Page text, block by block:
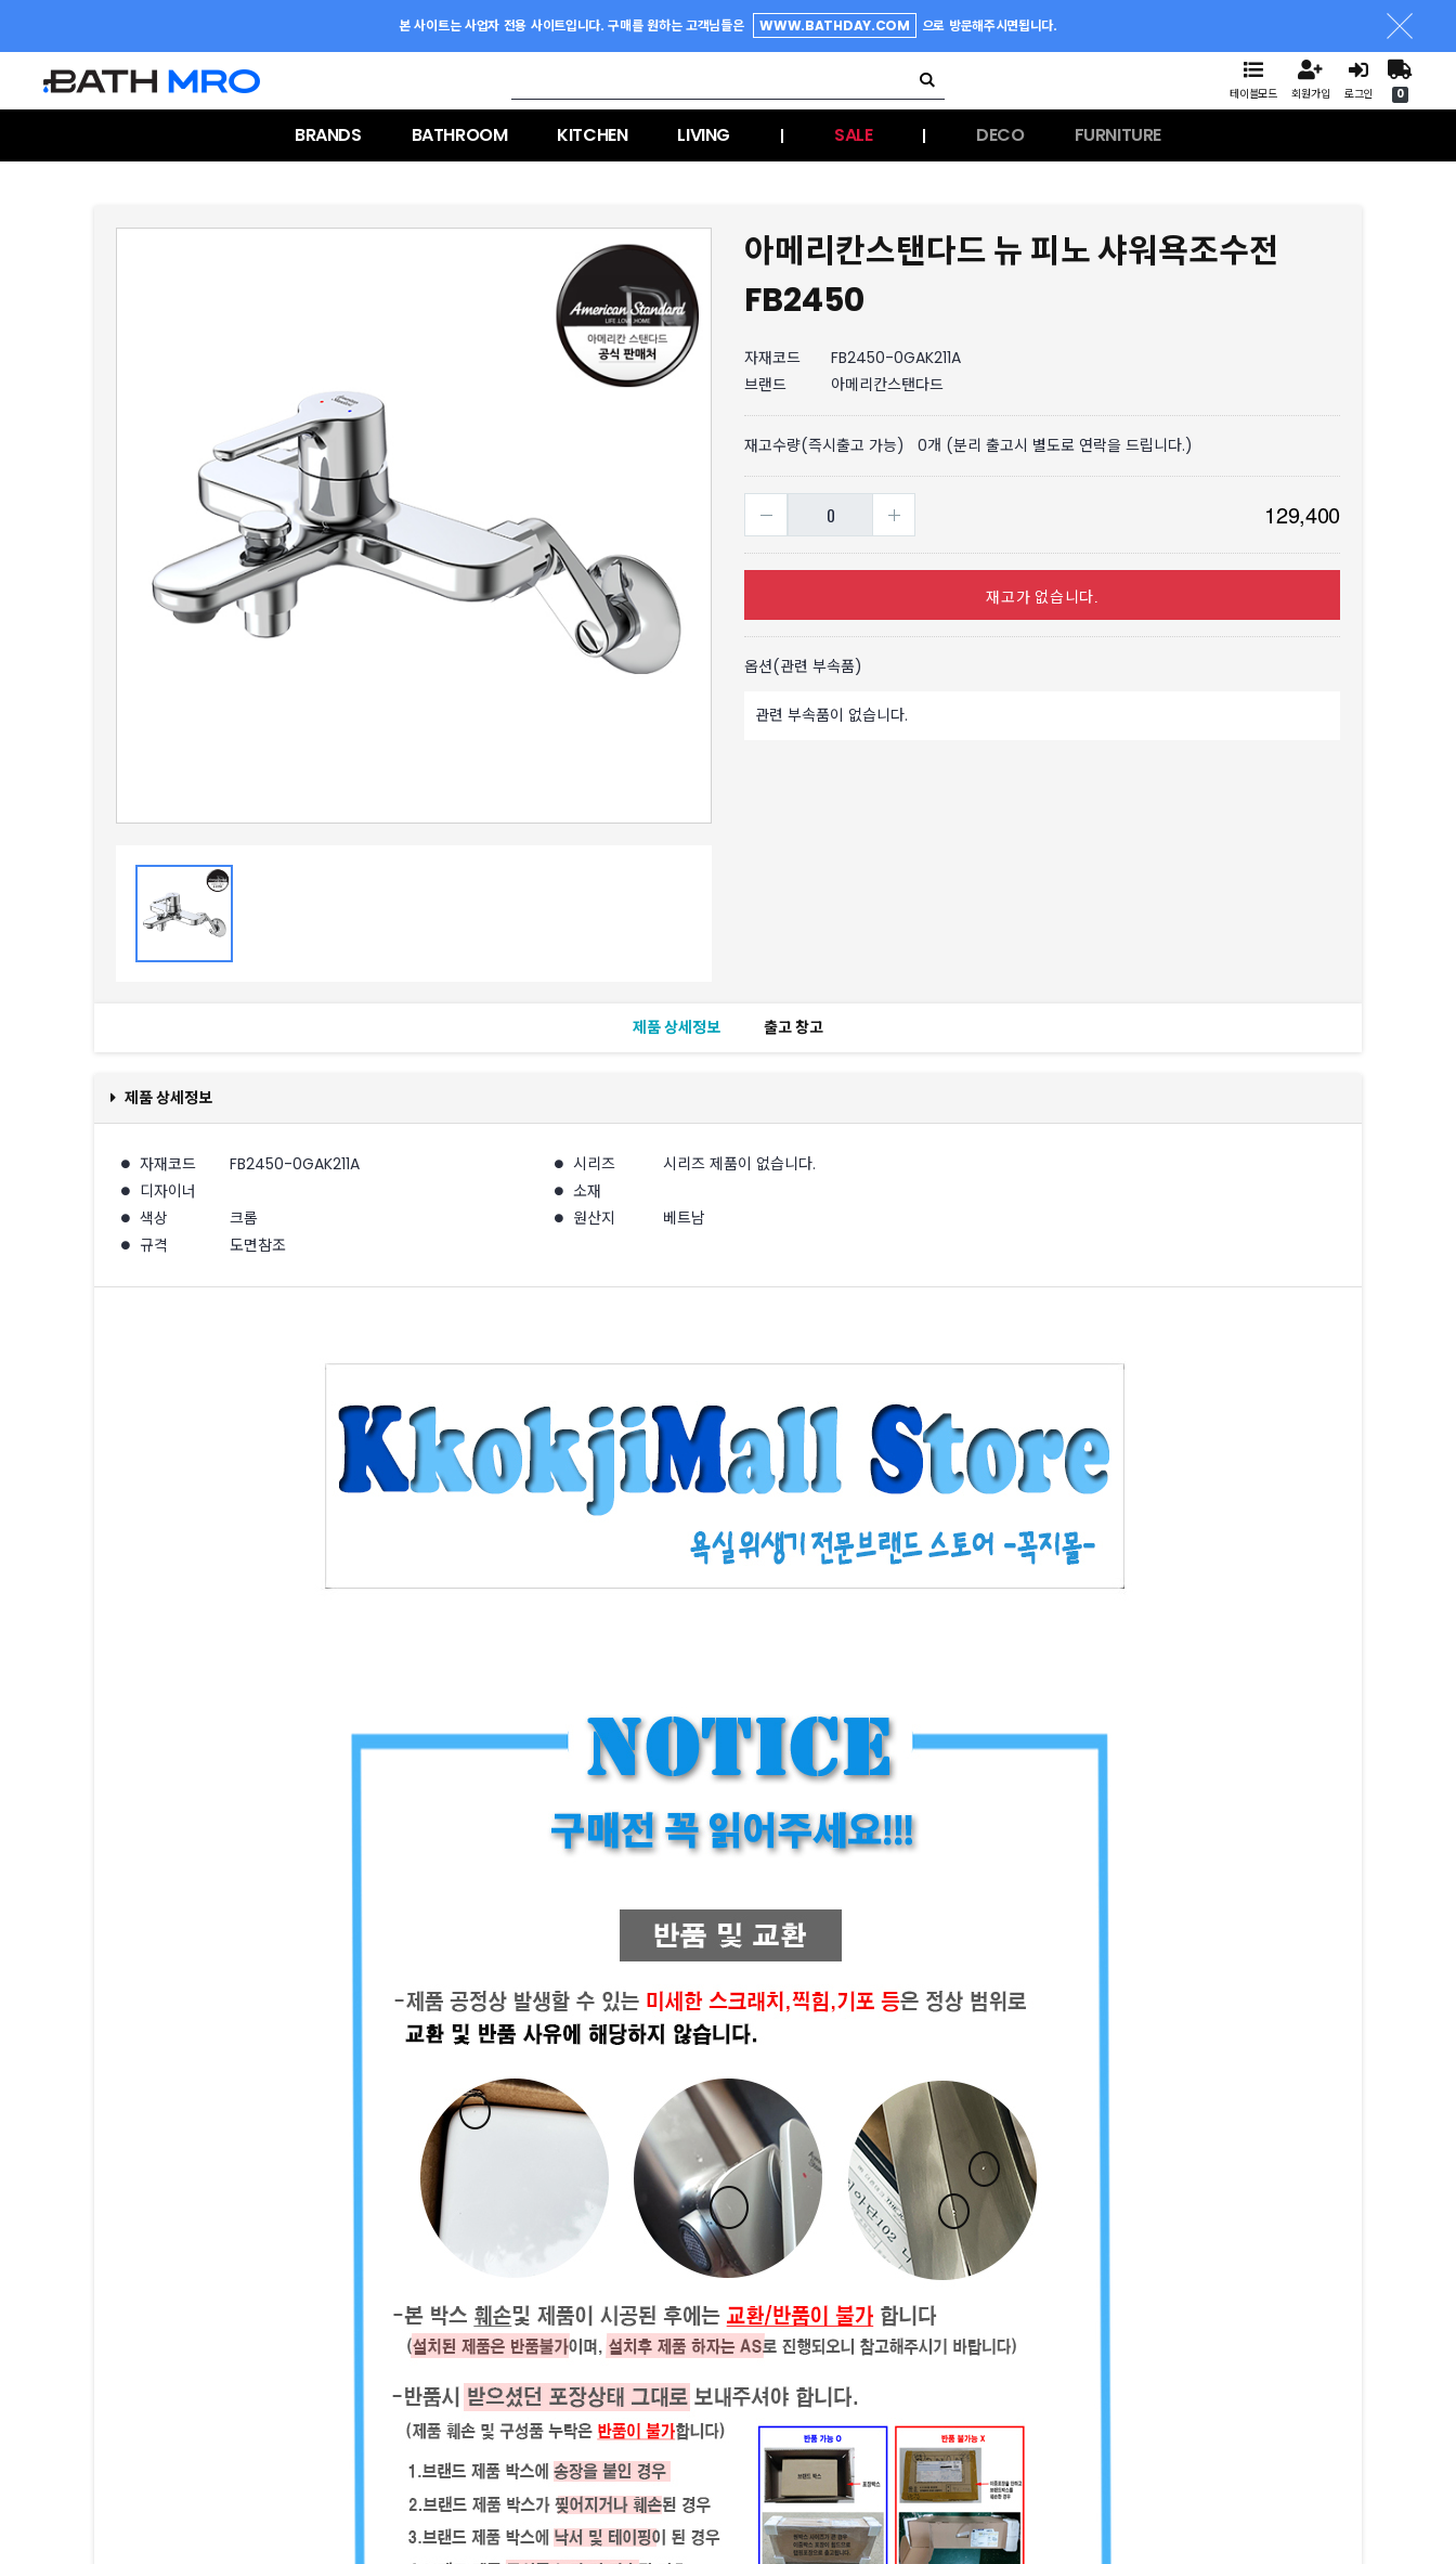
본 사이트는 사업자 전용 사이트입니다. 구매를 원하는 고객님들은 WWW.BATHDAY.COM 으로 방문해주시면됩니다.
테이블모드 회원가입 로그인 0
BRANDS BATHROOM KITCHEN LIVING | SALE | DECO FURNITURE
아메리칸스탠다드 뉴 피노 샤워욕조수전
FB2450
자재코드
FB2450-0GAK211A
브랜드
아메리칸스탠다드
재고수량(즉시출고 가능) 0개 (분리 출고시 별도로 연락을 드립니다.)
129,400
재고가 없습니다.
옵션(관련 부속품)
관련 부속품이 없습니다.
제품 상세정보 출고 창고
제품 상세정보
자재코드 FB2450-0GAK211A 시리즈
시리즈 제품이 없습니다.
디자이너
소재
색상
크롬 원산지
베트남
규격
도면참조